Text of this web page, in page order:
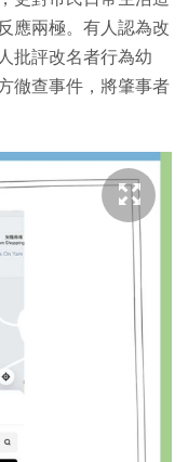
應兩極。有人認為改
批評改名者行為幼
徹查事件，將肇事者